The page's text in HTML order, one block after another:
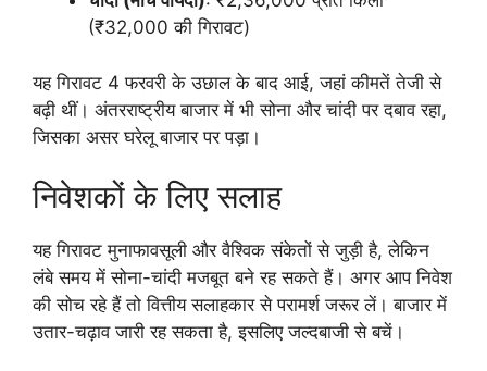
(₹32,000 की गिरावट)
यह गिरावट 4 फरवरी के उछाल के बाद आई, जहां कीमतें तेजी से
बढ़ी थीं। अंतरराष्ट्रीय बाजार में भी सोना और चांदी पर दबाव रहा,
जिसका असर घरेलू बाजार पर पड़ा।
निवेशकों के लिए सलाह
यह गिरावट मुनाफावसूली और वैश्विक संकेतों से जुड़ी है, लेकिन
लंबे समय में सोना-चांदी मजबूत बने रह सकते हैं। अगर आप निवेश
की सोच रहे हैं तो वित्तीय सलाहकार से परामर्श जरूर लें। बाजार में
उतार-चढ़ाव जारी रह सकता है, इसलिए जल्दबाजी से बचें।